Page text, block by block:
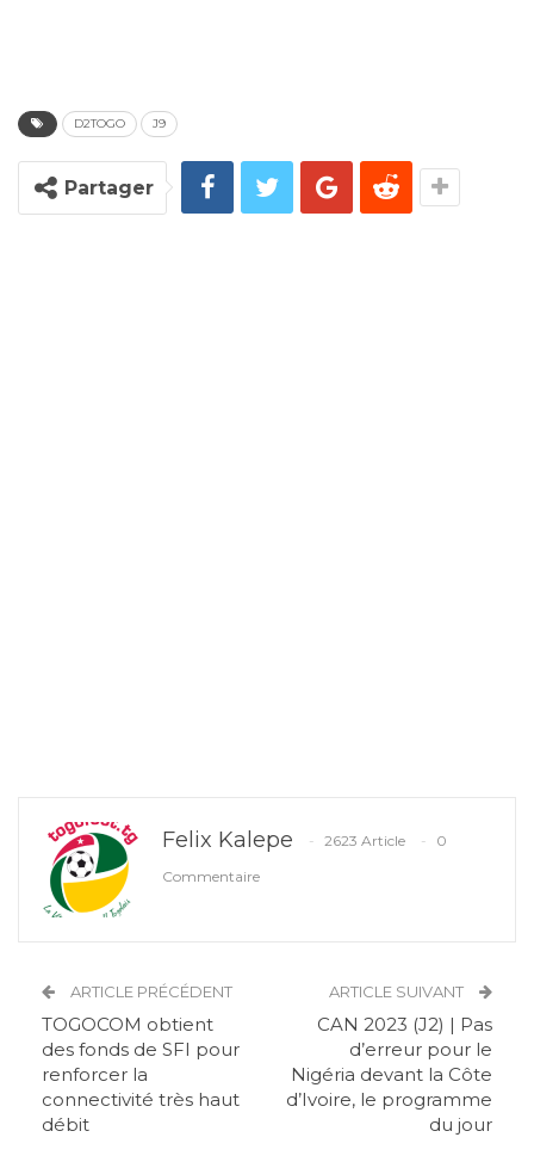
D2TOGO J9
Partager
Felix Kalepe 2623 Article
0
Commentaire
ARTICLE PRÉCÉDENT
TOGOCOM obtient
des fonds de SFI pour
renforcer la
connectivité très haut
débit
ARTICLE SUIVANT
CAN 2023 (J2) | Pas
d’erreur pour le
Nigéria devant la Côte
d’Ivoire, le programme
du jour